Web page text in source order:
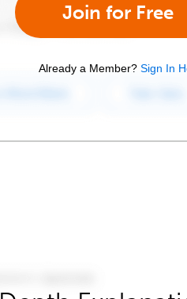
Join for Free
Already a Member? Sign In